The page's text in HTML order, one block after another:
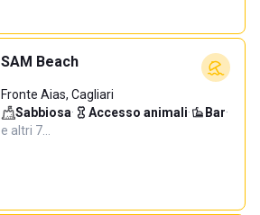
SAM Beach
Fronte Aias, Cagliari
Sabbiosa· Accesso animali· Bar·
e altri 7…